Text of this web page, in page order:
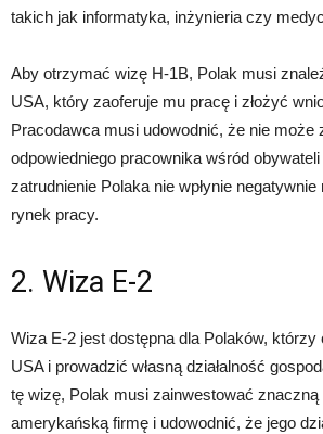
takich jak informatyka, inżynieria czy
Aby otrzymać wizę H-1B, Polak musi
USA, który zaoferuje mu pracę i złożyć
Pracodawca musi udowodnić, że nie może
odpowiedniego pracownika wśród
zatrudnienie Polaka nie wpłynie
rynek pracy.
2. Wiza E-2
Wiza E-2 jest dostępna dla Polaków,
USA i prowadzić własną działalność
tę wizę, Polak musi zainwestować
amerykańską firmę i udowodnić, że jego